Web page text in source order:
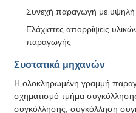
Συνεχή παραγωγή με υψηλή
Ελάχιστες απορρίψεις
παραγωγής
Συστατικά μηχανών
Η ολοκληρωμένη γραμμή
σχηματισμό τμήμα
συγκόλλησης, συγκόλληση